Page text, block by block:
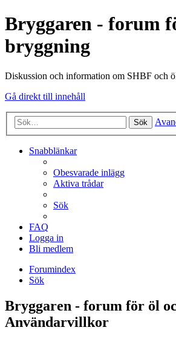
Bryggaren - forum
bryggning
Diskussion och information om SHBF och
Gå direkt till innehåll
Sök
Snabblänkar
Obesvarade inlägg
Aktiva trådar
Sök
FAQ
Logga in
Bli medlem
Forumindex
Sök
Bryggaren - forum för öl
Användarvillkor